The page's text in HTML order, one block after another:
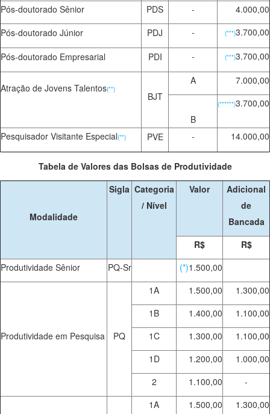
Pós-doutorado Sênior
PDS -
4.000,00
Pós-doutorado Júnior
PDJ - (***)3.700,00
Pós-doutorado Empresarial PDI - (***)3.700,00
Atração de Jovens Talentos(**)
BJT
A 7.000,00
B
(******)3.700,00
Pesquisador Visitante Especial(**) PVE - 14.000,00
Tabela de Valores das Bolsas de Produtividade
Modalidade
Sigla Categoria
/ Nível
Valor
Adicional
de
Bancada
R$
R$
Produtividade Sênior
PQ-Sr (*)1.500,00
Produtividade em Pesquisa PQ
1A 1.500,00
1.300,00
1B
1.400,00
1.100,00
1C
1.300,00
1.100,00
1D
1.200,00
1.000,00
2
1.100,00
-
1A
1.500,00 1.300,00